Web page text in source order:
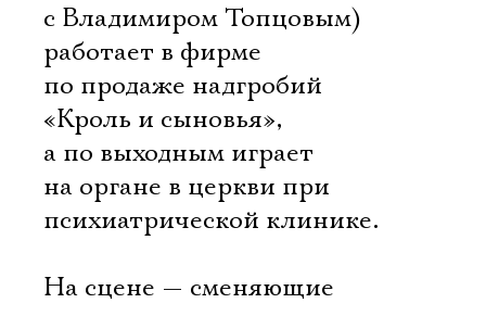
с Владимиром Топцовым)
работает в фирме
по продаже надгробий
«Кроль и сыновья»,
а по выходным играет
на органе в церкви при
психиатрической клинике.
На сцене — сменяющие